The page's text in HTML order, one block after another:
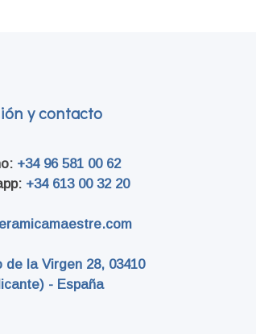
y contacto
+34 96 581 00 62
+34 613 00 32 20
de la Virgen 28, 03410
- España